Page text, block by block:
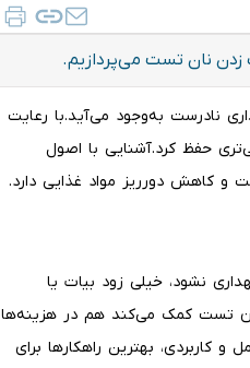
زدن نان تست می‌پردازیم.
نادرست به‌وجود می‌آید.با رعایت
حفظ کرد.آشنایی با اصول
کاهش دورریز مواد غذایی دارد.
نشود، خیلی زود بیات یا
تست کمک می‌کند هم در هزینه‌ها
بهترین راهکارها برای